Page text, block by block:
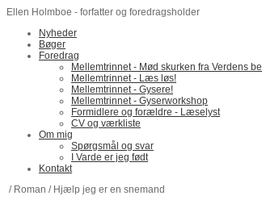
Ellen Holmboe - forfatter og foredragsholder
Nyheder
Bøger
Foredrag
Mellemtrinnet - Mød skurken fra Verdens
Mellemtrinnet - Læs løs!
Mellemtrinnet - Gysere!
Mellemtrinnet - Gyserworkshop
Formidlere og forældre - Læselyst
CV og værkliste
Om mig
Spørgsmål og svar
I Varde er jeg født
Kontakt
/ Roman / Hjælp jeg er en snemand